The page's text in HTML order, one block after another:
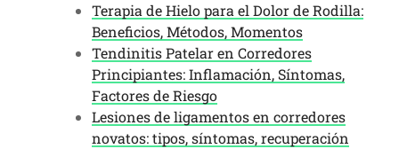
Terapia de Hielo para el Dolor de Rodilla:
Beneficios, Métodos, Momentos
Tendinitis Patelar en Corredores
Principiantes: Inflamación, Síntomas,
Factores de Riesgo
Lesiones de ligamentos en corredores
novatos: tipos, síntomas, recuperación